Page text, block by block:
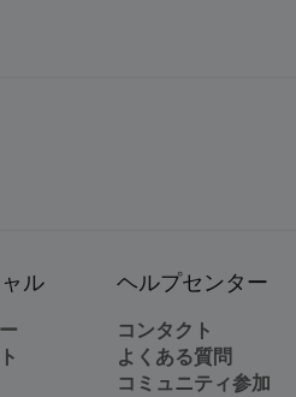
ル ヘルプセンター
コンタクト
よくある質問
コミュニティ参加